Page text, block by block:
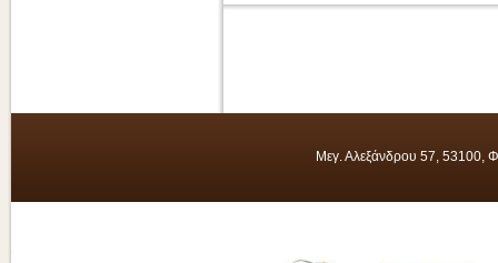
Μεγ. Αλεξάνδρου 57, 53100,